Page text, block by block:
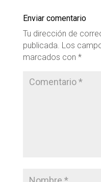
Enviar comentario
Tu dirección de
publicada. Los
marcados con *